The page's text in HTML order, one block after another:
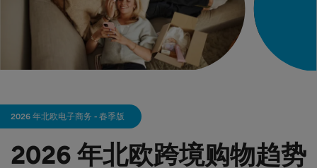
2026 年北欧电子商务 - 春季版
2026 年北欧跨境购物趋势